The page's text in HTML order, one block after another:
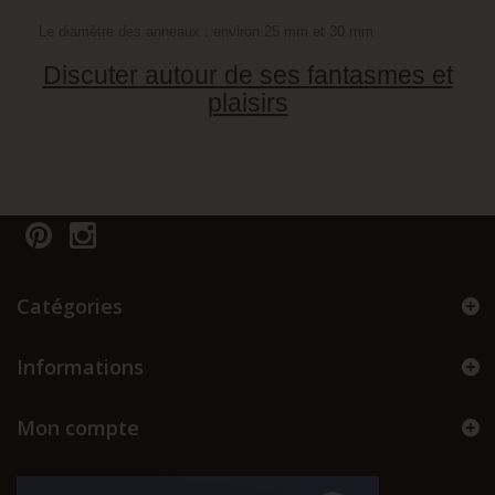
Discuter autour de ses fantasmes et
plaisirs
Catégories
Informations
Mon compte